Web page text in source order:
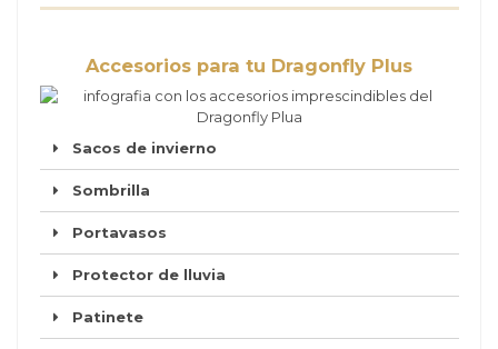
Accesorios para tu Dragonfly Plus
Sacos de invierno
Sombrilla
Portavasos
Protector de lluvia
Patinete